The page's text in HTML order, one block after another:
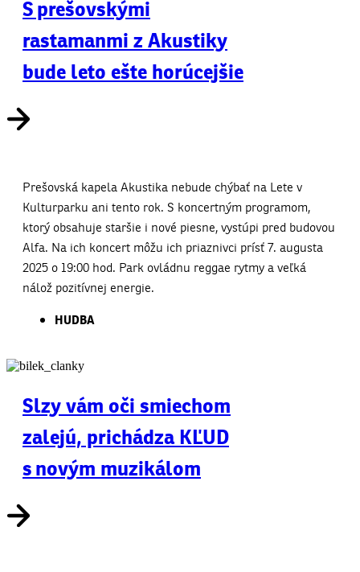
S prešovskými
rastamanmi z Akustiky
bude leto ešte horúcejšie
Prešovská kapela Akustika nebude chýbať na Lete v
Kulturparku ani tento rok. S koncertným programom,
ktorý obsahuje staršie i nové piesne, vystúpi pred budovou
Alfa. Na ich koncert môžu ich priaznivci prísť 7. augusta
2025 o 19:00 hod. Park ovládnu reggae rytmy a veľká
nálož pozitívnej energie.
HUDBA
Slzy vám oči smiechom
zalejú, prichádza KĽUD
s novým muzikálom